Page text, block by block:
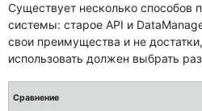
Существует несколько способов
системы: старое API и
свои преимущества и не
использовать должен выбрать
Сравнение